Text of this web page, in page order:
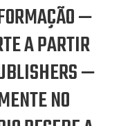
—
A PARTIR
—
NO